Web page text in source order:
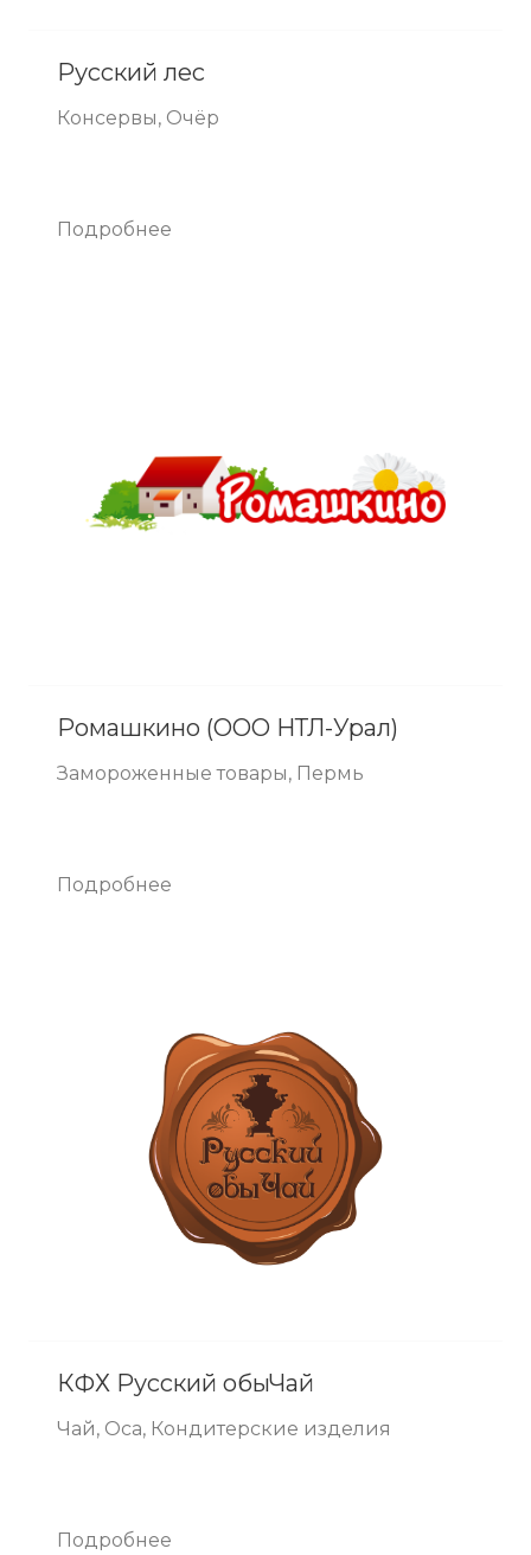
Русский лес
Консервы, Очёр
Подробнее
Ромашкино (ООО НТЛ-Урал)
Замороженные товары, Пермь
Подробнее
КФХ Русский обыЧай
Чай, Оса, Кондитерские изделия
Подробнее